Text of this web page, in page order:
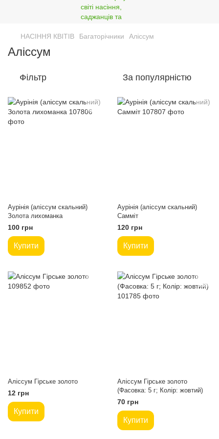
НАСІННЯ КВІТІВ Багаторічники Аліссум
Аліссум
Фільтр За популярністю
Аурінія (аліссум скальний)
Золота лихоманка
100 грн
Купити
Аурінія (аліссум скальний)
Самміт
120 грн
Купити
Аліссум Гірське золото
12 грн
Купити
Аліссум Гірське золото
(Фасовка: 5 г; Колір: жовтий)
70 грн
Купити